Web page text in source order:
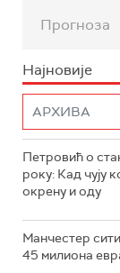
Прогноза
Најновије
Петровић о
року: Кад чују
окрену и оду
Манчестер
45 милиона